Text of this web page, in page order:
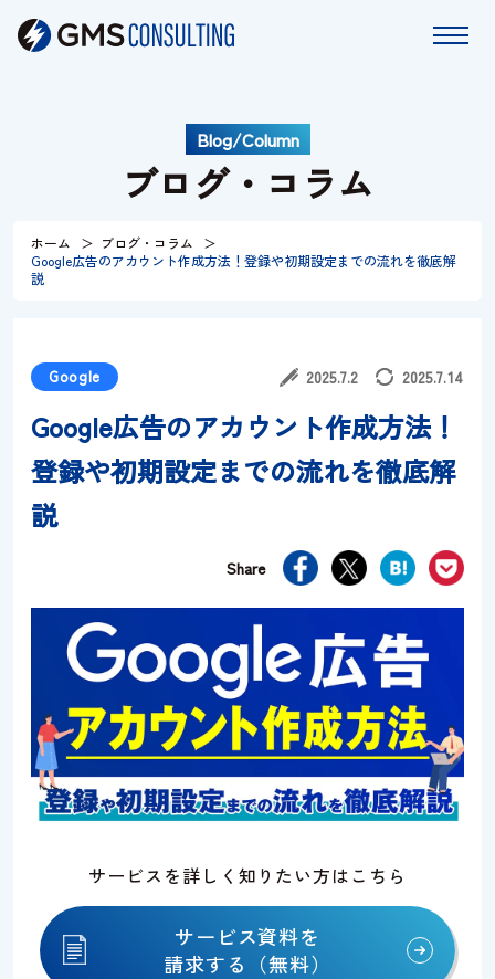
会社情報
お問い合わせ
Blog/Column
ブログ・コラム
ホーム
ブログ・コラム
Google広告のアカウント作成方法！登録や初期設定までの流れを徹底解
説
Google 2025.7.2 2025.7.14
Google広告のアカウント作成方法！
登録や初期設定までの流れを徹底解
説
Share
サービスを詳しく知りたい方はこちら
サービス資料を
請求する（無料）